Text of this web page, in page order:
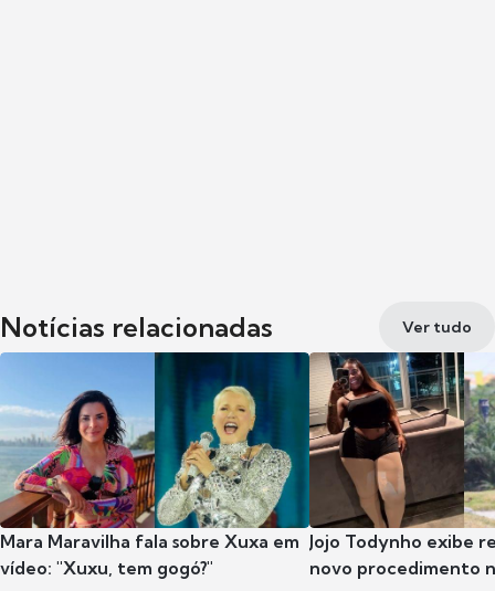
Notícias relacionadas Ver tudo
Mara Maravilha fala sobre Xuxa em
vídeo: "Xuxu, tem gogó?"
Jojo Todynho exibe
novo procedimento